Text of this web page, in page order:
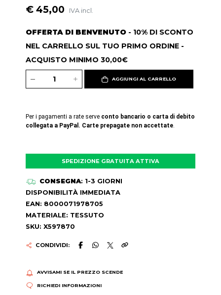
€ 45,00 IVA incl.
OFFERTA DI BENVENUTO - 10% DI SCONTO
NEL CARRELLO SUL TUO PRIMO ORDINE -
ACQUISTO MINIMO 30,00€
AGGIUNGI AL CARRELLO
Per i pagamenti a rate serve conto bancario o carta di debito
collegata a PayPal. Carte prepagate non accettate.
SPEDIZIONE GRATUITA ATTIVA
CONSEGNA: 1-3 GIORNI
DISPONIBILITÀ IMMEDIATA
EAN: 8000071978705
MATERIALE: TESSUTO
SKU: X597870
CONDIVIDI:
AVVISAMI SE IL PREZZO SCENDE
RICHIEDI INFORMAZIONI